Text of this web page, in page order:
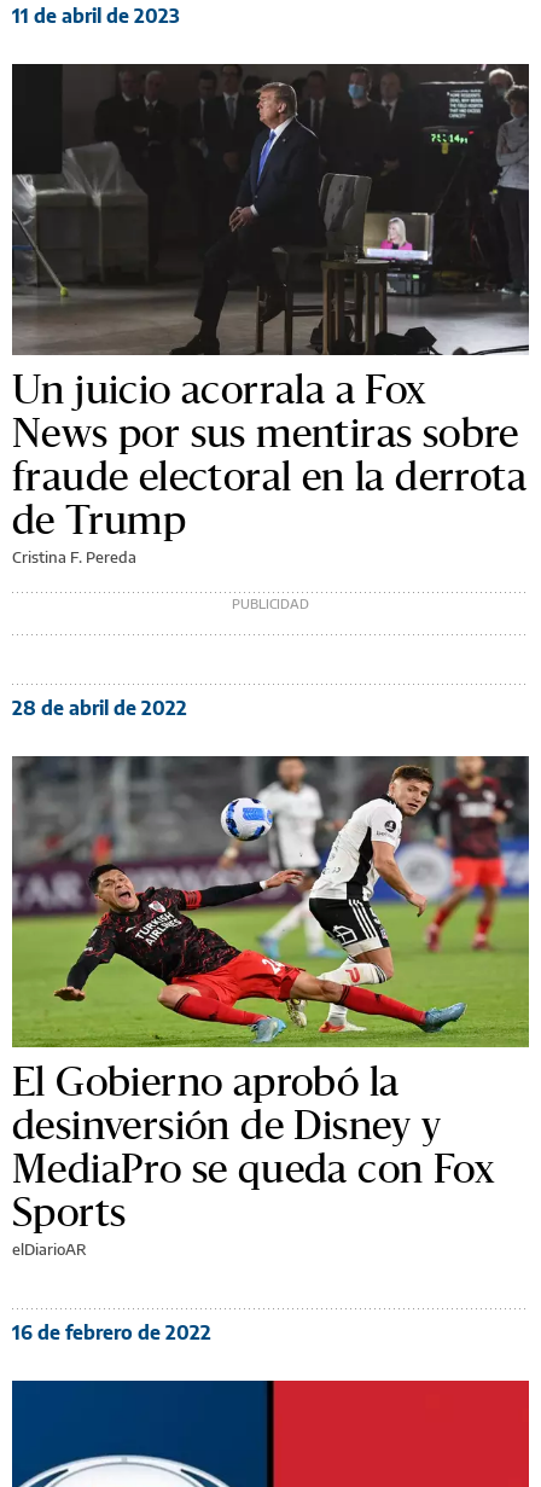
11 de abril de 2023
Un juicio acorrala a Fox
News por sus mentiras sobre
fraude electoral en la derrota
de Trump
Cristina F. Pereda
28 de abril de 2022
El Gobierno aprobó la
desinversión de Disney y
MediaPro se queda con Fox
Sports
elDiarioAR
16 de febrero de 2022